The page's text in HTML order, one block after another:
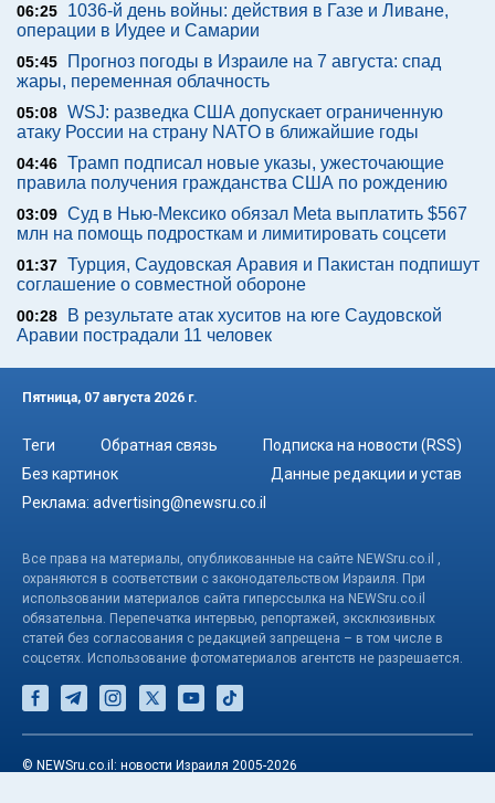
06:25
1036-й день войны: действия в Газе и Ливане,
операции в Иудее и Самарии
05:45
Прогноз погоды в Израиле на 7 августа: спад
жары, переменная облачность
05:08 WSJ: разведка США допускает ограниченную
атаку России на страну NATO в ближайшие годы
04:46 Трамп подписал новые указы, ужесточающие
правила получения гражданства США по рождению
03:09 Суд в Нью-Мексико обязал Meta выплатить $567
млн на помощь подросткам и лимитировать соцсети
01:37 Турция, Саудовская Аравия и Пакистан подпишут
соглашение о совместной обороне
00:28
В результате атак хуситов на юге Саудовской
Аравии пострадали 11 человек
Пятница, 07 августа 2026 г.
Теги Обратная связь
Подписка на новости (RSS)
Без картинок
Данные редакции и устав
Реклама: advertising@newsru.co.il
Все права на материалы, опубликованные на сайте NEWSru.co.il ,
охраняются в соответствии с законодательством Израиля. При
использовании материалов сайта гиперссылка на NEWSru.co.il
обязательна. Перепечатка интервью, репортажей, эксклюзивных
статей без согласования с редакцией запрещена – в том числе в
соцсетях. Использование фотоматериалов агентств не разрешается.
© NEWSru.co.il: новости Израиля 2005-2026